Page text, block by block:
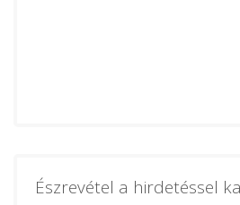
Észrevétel a hirdetéssel